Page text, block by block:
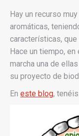
Hay un recurso
aromáticas,
características, que
Hace un tiempo, en
marcha una de
su proyecto de
En este blog,